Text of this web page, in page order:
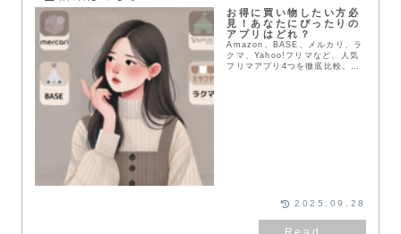
お得に買い物したい方必
見！あなたにぴったりの
アプリはどれ？
Amazon、BASE、メルカリ、ラ
クマ、Yahoo!フリマなど、人気
フリマアプリ4つを徹底比較。送
2025.09.28